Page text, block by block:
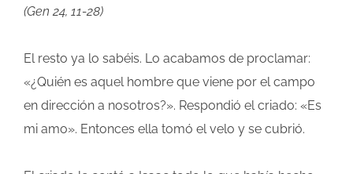
(Gen 24, 11-28)
El resto ya lo sabéis. Lo acabamos de proclamar:
«¿Quién es aquel hombre que viene por el campo
en dirección a nosotros?». Respondió el criado: «Es
mi amo». Entonces ella tomó el velo y se cubrió.